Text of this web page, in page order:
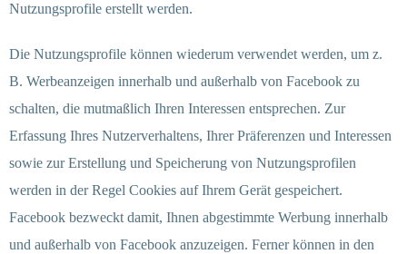
Nutzungsprofile erstellt werden.
Die Nutzungsprofile können wiederum verwendet werden, um z.
B. Werbeanzeigen innerhalb und außerhalb von Facebook zu
schalten, die mutmaßlich Ihren Interessen entsprechen. Zur
Erfassung Ihres Nutzerverhaltens, Ihrer Präferenzen und Interessen
sowie zur Erstellung und Speicherung von Nutzungsprofilen
werden in der Regel Cookies auf Ihrem Gerät gespeichert.
Facebook bezweckt damit, Ihnen abgestimmte Werbung innerhalb
und außerhalb von Facebook anzuzeigen. Ferner können in den